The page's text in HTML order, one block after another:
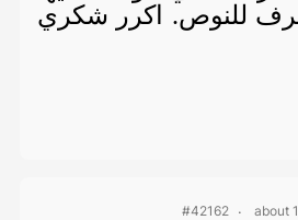
للنوص. اكرر شكري
about
#42162